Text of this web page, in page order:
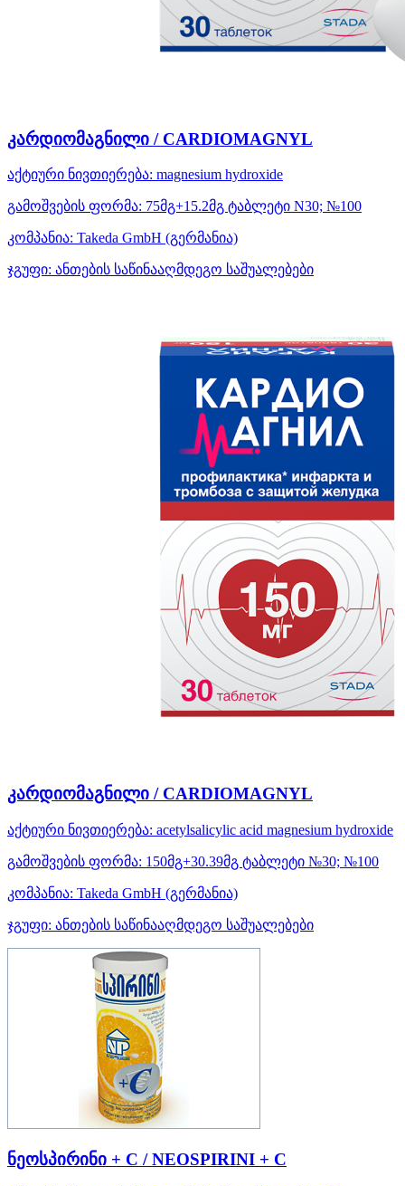
კარდიომაგნილი / CARDIOMAGNYL
აქტიური ნივთიერება: magnesium hydroxide
გამოშვების ფორმა: 75მგ+15.2მგ ტაბლეტი N30; №100
კომპანია: Takeda GmbH (გერმანია)
ჯგუფი: ანთების საწინააღმდეგო საშუალებები
კარდიომაგნილი / CARDIOMAGNYL
აქტიური ნივთიერება: acetylsalicylic acid magnesium hydroxide
გამოშვების ფორმა: 150მგ+30.39მგ ტაბლეტი №30; №100
კომპანია: Takeda GmbH (გერმანია)
ჯგუფი: ანთების საწინააღმდეგო საშუალებები
ნეოსპირინი + C / NEOSPIRINI + C